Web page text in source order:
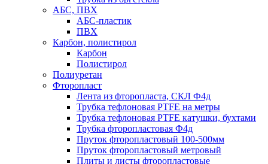
АБС, ПВХ
АБС-пластик
ПВХ
Карбон, полистирол
Карбон
Полистирол
Полиуретан
Фторопласт
Лента из фторопласта, СКЛ Ф4д
Трубка тефлоновая PTFE на метры
Трубка тефлоновая PTFE катушки, бухтами
Трубка фторопластовая Ф4д
Пруток фторопластовый 100-500мм
Пруток фторопластовый метровый
Плиты и листы фторопластовые